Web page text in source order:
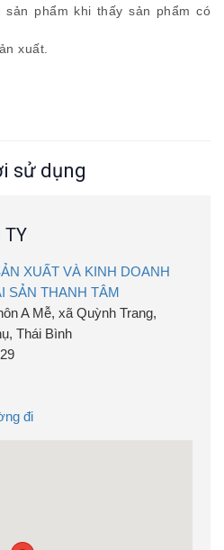
sản phẩm khi thấy sản phẩm có
xuất.
sử dụng
TY
XUẤT VÀ KINH DOANH
SẢN THANH TÂM
A Mễ, xã Quỳnh Trang,
Thái Bình
đi